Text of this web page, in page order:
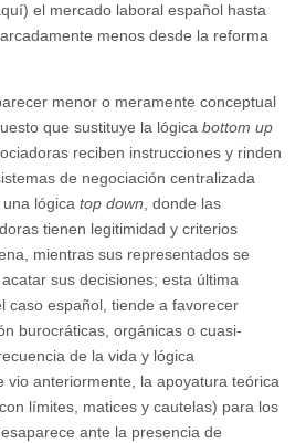
el mercado laboral español hasta
menos desde la reforma
menor o meramente conceptual
que sustituye la lógica bottom up
reciben instrucciones y rinden
de negociación centralizada
lógica top down , donde las
tienen legitimidad y criterios
mientras sus representados se
sus decisiones; esta última
caso español, tiende a favorecer
burocráticas, orgánicas o cuasi-
de la vida y lógica
vio anteriormente, la apoyatura teórica
límites, matices y cautelas) para los
ante la presencia de